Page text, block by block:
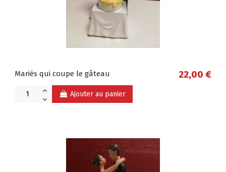
Mariés qui coupe le gâteau 22,00 €
Ajouter au panier